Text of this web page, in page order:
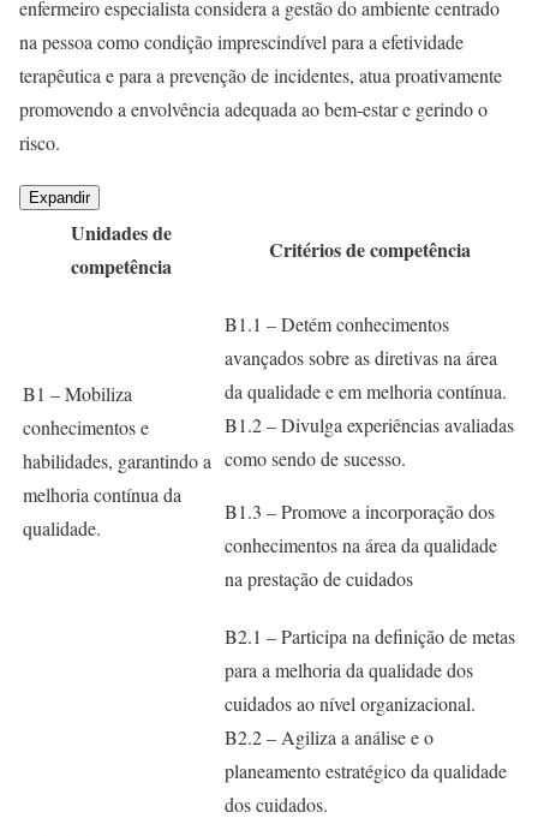
enfermeiro especialista considera a gestão do ambiente centrado
na pessoa como condição imprescindível para a efetividade
terapêutica e para a prevenção de incidentes, atua proativamente
promovendo a envolvência adequada ao bem-estar e gerindo o
risco.
Expandir
Unidades de
competência
Critérios de competência
B1 – Mobiliza
conhecimentos e
habilidades, garantindo a
melhoria contínua da
qualidade.
B1.1 – Detém conhecimentos
avançados sobre as diretivas na área
da qualidade e em melhoria contínua.
B1.2 – Divulga experiências avaliadas
como sendo de sucesso.
B1.3 – Promove a incorporação dos
conhecimentos na área da qualidade
na prestação de cuidados
B2.1 – Participa na definição de metas
para a melhoria da qualidade dos
cuidados ao nível organizacional.
B2.2 – Agiliza a análise e o
planeamento estratégico da qualidade
dos cuidados.